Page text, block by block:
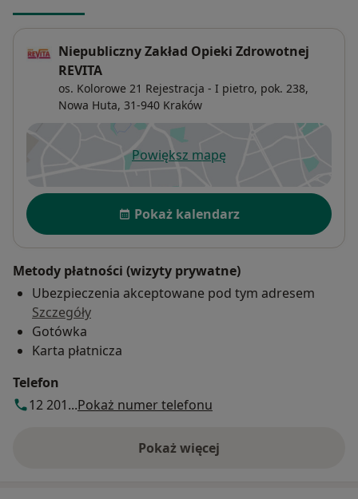
Niepubliczny Zakład Opieki Zdrowotnej
REVITA
os. Kolorowe 21 Rejestracja - I pietro, pok. 238,
Nowa Huta, 31-940 Kraków
Powiększ mapęotwiera się w nowej karcie
Dostępność
Pokaż kalendarz
Metody płatności (wizyty prywatne)
Ubezpieczenia akceptowane pod tym adresem
Szczegóły
Gotówka
Karta płatnicza
Telefon
12 201...Pokaż numer telefonu
Pokaż więcej
o adresie